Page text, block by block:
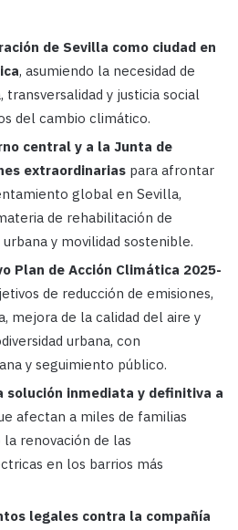
de Sevilla como ciudad en
, asumiendo la necesidad de
transversalidad y justicia social
del cambio climático.
central y a la Junta de
extraordinarias para afrontar
global en Sevilla,
de rehabilitación de
y movilidad sostenible.
Plan de Acción Climática 2025-
de reducción de emisiones,
mejora de la calidad del aire y
urbana, con
y seguimiento público.
solución inmediata y definitiva a
afectan a miles de familias
renovación de las
en los barrios más
legales contra la compañía